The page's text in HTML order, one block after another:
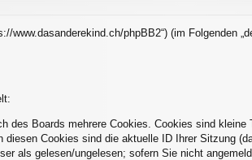
www.dasanderekind.ch/phpBB2“) (im Folgenden
des Boards mehrere Cookies. Cookies sind
Cookies sind die aktuelle ID Ihrer Sitzung
als gelesen/ungelesen; sofern Sie nicht